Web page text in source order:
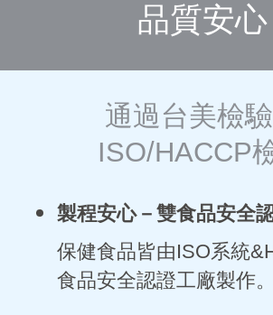
品質安心
通過台美檢驗
ISO/HACCP
製程安心－ 雙食品安全
保健食品皆由ISO系統
食品安全認證工廠製作。